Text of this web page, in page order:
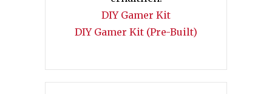
DIY Gamer Kit
DIY Gamer Kit (Pre-Built)